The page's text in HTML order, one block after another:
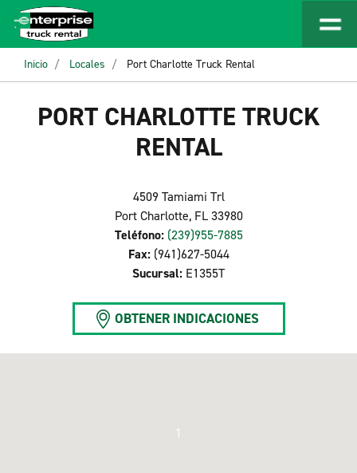
Inicio Locales Port Charlotte Truck Rental
PORT CHARLOTTE TRUCK
RENTAL
4509 Tamiami Trl
Port Charlotte, FL 33980
Teléfono: (239)955-7885
Fax: (941)627-5044
Sucursal: E1355T
OBTENER INDICACIONES
1